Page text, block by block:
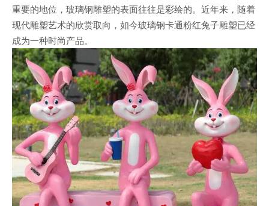
重要的地位，玻璃钢雕塑的表面往往是彩绘的。近年来，随着
现代雕塑艺术的欣赏取向，如今玻璃钢卡通粉红兔子雕塑已经
成为一种时尚产品。